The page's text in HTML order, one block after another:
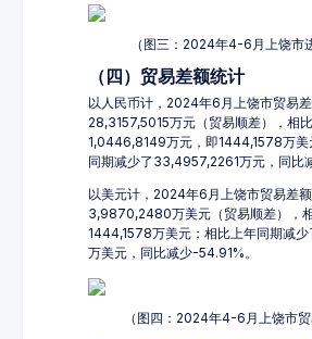
（图三：2024年4-6月上饶市
（四）贸易差额统计
以人民币计，2024年6月上饶市贸易
28,3157,5015万元（贸易顺差），相
1,0446,8149万元，即1444,1578万美
同期减少了33,4957,2261万元，同比
以美元计，2024年6月上饶市贸易差
3,9870,2480万美元（贸易顺差），
1444,1578万美元；相比上年同期减
万美元，同比减少-54.91%。
（图四：2024年4-6月上饶市贸